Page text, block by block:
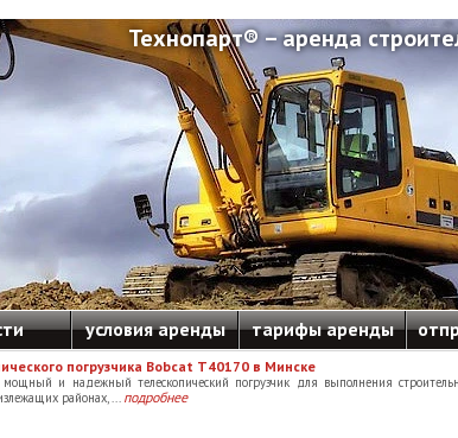
Технопарт® – аренда
условия аренды тарифы аренды
погрузчика Bobcat T40170 в Минске
мощный и надежный телескопический погрузчик для выполнения
районах, ... подробнее